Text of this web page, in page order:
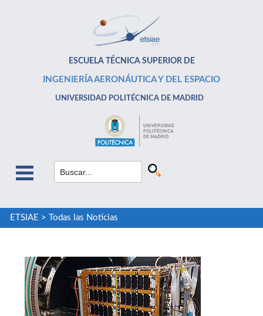
ESCUELA TÉCNICA SUPERIOR DE
INGENIERÍA AERONÁUTICA Y DEL ESPACIO
UNIVERSIDAD POLITÉCNICA DE MADRID
ETSIAE > Todas las Noticias